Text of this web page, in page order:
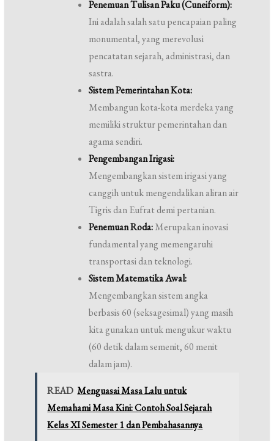
Penemuan Tulisan Paku (Cuneiform):
Ini adalah salah satu pencapaian paling
monumental, yang merevolusi
pencatatan sejarah, administrasi, dan
sastra.
Sistem Pemerintahan Kota:
Membangun kota-kota merdeka yang
memiliki struktur pemerintahan dan
agama sendiri.
Pengembangan Irigasi:
Mengembangkan sistem irigasi yang
canggih untuk mengendalikan aliran air
Tigris dan Eufrat demi pertanian.
Penemuan Roda:Merupakan inovasi
fundamental yang memengaruhi
transportasi dan teknologi.
Sistem Matematika Awal:
Mengembangkan sistem angka
berbasis 60 (seksagesimal) yang masih
kita gunakan untuk mengukur waktu
(60 detik dalam semenit, 60 menit
dalam jam).
READ Menguasai Masa Lalu untuk
Memahami Masa Kini: Contoh Soal Sejarah
Kelas XI Semester 1 dan Pembahasannya